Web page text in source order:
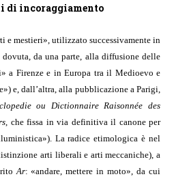
di incoraggiamento
e mestieri», utilizzato successivamente in
dovuta, da una parte, alla diffusione delle
a Firenze e in Europa tra il Medioevo e
e, dall’altra, alla pubblicazione a Parigi,
ou Dictionnaire Raisonnée des
, che fissa in via definitiva il canone per
La radice etimologica è nel
arti liberali e arti meccaniche), a
Ar: «andare, mettere in moto», da cui